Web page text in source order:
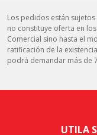
Los pedidos están
no constituye oferta en
Comercial sino hasta el
ratificación de la
podrá demandar más de
UTILA